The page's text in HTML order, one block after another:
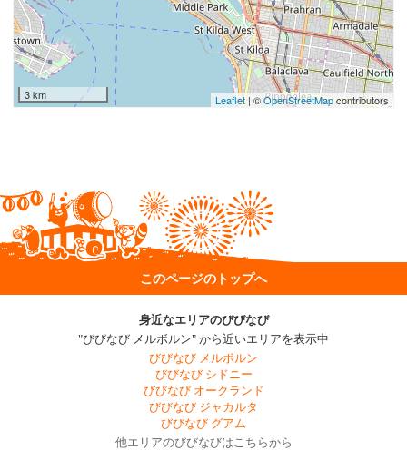
3 km Leaflet| ©OpenStreetMapcontributors
このページのトップへ
身近なエリアのびびなび
"びびなび メルボルン" から近いエリアを表示中
びびなび メルボルン
びびなび シドニー
びびなび オークランド
びびなび ジャカルタ
びびなび グアム
他エリアのびびなびはこちらから